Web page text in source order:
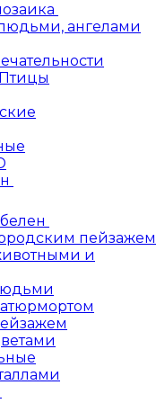
ангелами
пейзажем
и